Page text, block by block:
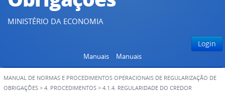
MINISTÉRIO DA ECONOMIA
Login
Manuais Manuais
MANUAL DE NORMAS E PROCEDIMENTOS OPERACIONAIS DE REGULARIZAÇÃO DE
OBRIGAÇÕES > 4. PROCEDIMENTOS > 4.1.4. REGULARIDADE DO CREDOR